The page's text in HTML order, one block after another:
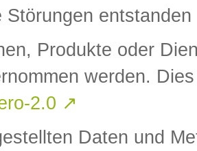
Störungen
Produkte oder
werden.
2.0 ↗
Daten und